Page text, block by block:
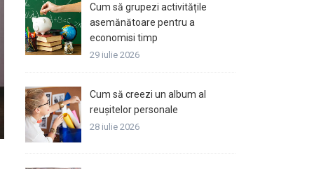
Cum să grupezi activitățile
asemănătoare pentru a
economisi timp
29 iulie 2026
Cum să creezi un album al
reușitelor personale
28 iulie 2026